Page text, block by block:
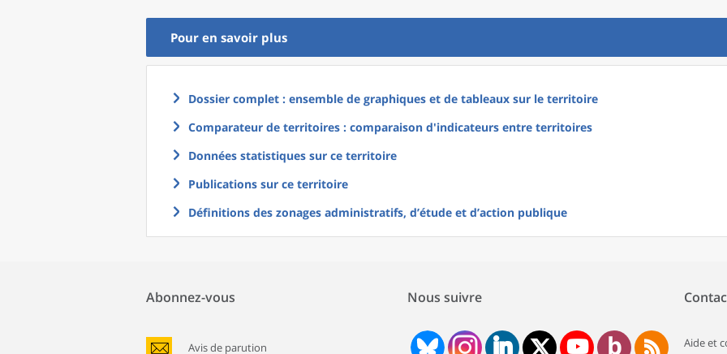
Pour en savoir plus
Dossier complet : ensemble de graphiques et de tableaux sur le territoire
Comparateur de territoires : comparaison d'indicateurs entre territoires
Données statistiques sur ce territoire
Publications sur ce territoire
Définitions des zonages administratifs, d’étude et d’action publique
Abonnez-vous
Avis de parution
Nous suivre
Aide et